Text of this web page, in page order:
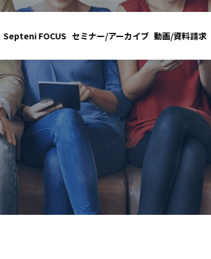
Septeni FOCUS セミナー/アーカイブ 動画/資料請求